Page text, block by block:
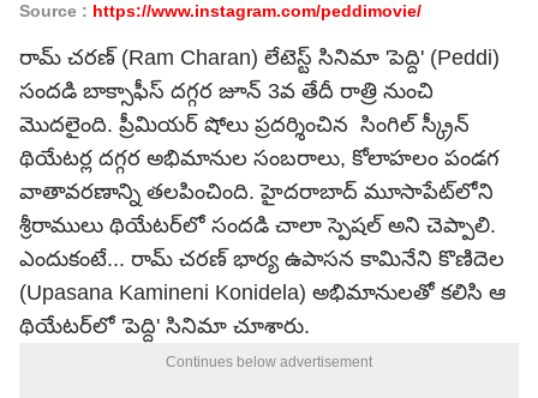
Source : https://www.instagram.com/peddimovie/
రామ్ చరణ్ (Ram Charan) లేటెస్ట్ సినిమా 'పెద్ది' (Peddi)
సందడి బాక్సాఫీస్ దగ్గర జూన్ 3వ తేదీ రాత్రి నుంచి
మొదలైంది. ప్రీమియర్ షోలు ప్రదర్శించిన సింగిల్ స్క్రీన్
థియేటర్ల దగ్గర అభిమానుల సంబరాలు, కోలాహలం పండగ
వాతావరణాన్ని తలపించింది. హైదరాబాద్ మూసాపేట్‌లోని
శ్రీరాములు థియేటర్‌లో సందడి చాలా స్పెషల్ అని చెప్పాలి.
ఎందుకంటే... రామ్ చరణ్ భార్య ఉపాసన కామినేని కొణిదెల
(Upasana Kamineni Konidela) అభిమానులతో కలిసి ఆ
థియేటర్‌లో 'పెద్ది' సినిమా చూశారు.
Continues below advertisement